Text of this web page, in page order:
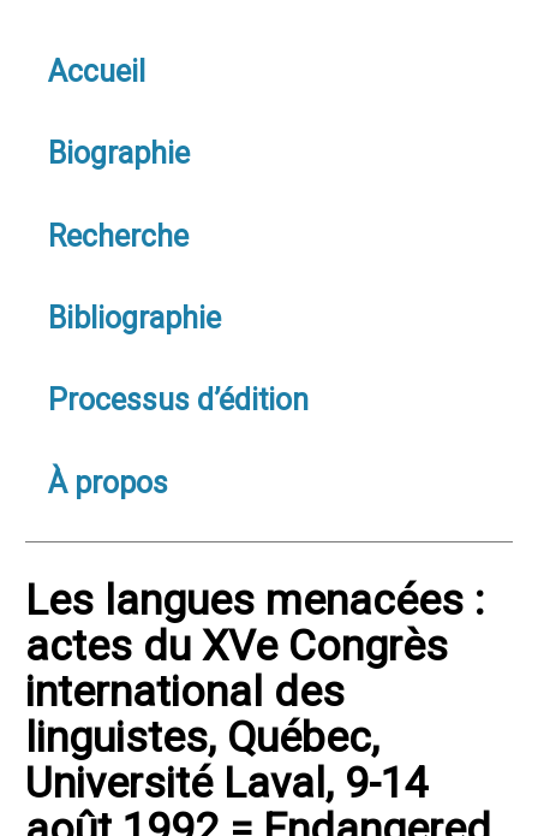
Accueil
Biographie
Recherche
Bibliographie
Processus d’édition
À propos
Les langues menacées :
actes du XVe Congrès
international des
linguistes, Québec,
Université Laval, 9-14